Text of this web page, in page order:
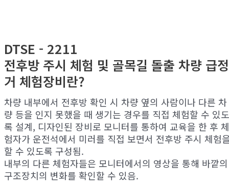
DTSE - 2211
전후방 주시 체험 및 골목길 돌출 차량 급정
거 체험장비란?
차량 내부에서 전후방 확인 시 차량 옆의 사람이나 다른 차
량 등을 인지 못했을 때 생기는 경우를 직접 체험할 수 있도
록 설계, 디자인된 장비로 모니터를 통하여 교육을 한 후 체
험자가 운전석에서 미러를 직접 보면서 전후방 주시 체험
할 수 있도록 구성됨.
내부의 다른 체험자들은 모니터에서의 영상을 통해 바깥의
구조장치의 변화를 확인할 수 있음.